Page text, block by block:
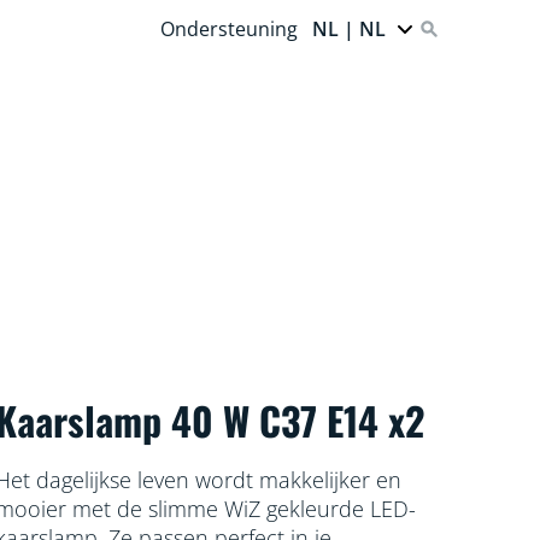
Ondersteuning NL | NL
40 W C37 E14 x2
dagelijkse leven wordt makkelijker en
met de slimme WiZ gekleurde LED-